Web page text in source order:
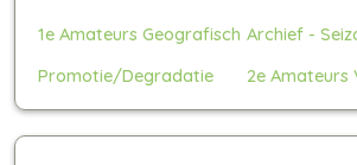
1e Amateurs Geografisch Archief -
Promotie/Degradatie
2e Amateurs